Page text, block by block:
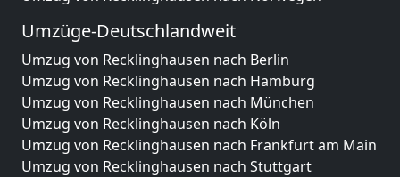
Umzüge-Deutschlandweit
Umzug von Recklinghausen nach Berlin
Umzug von Recklinghausen nach Hamburg
Umzug von Recklinghausen nach München
Umzug von Recklinghausen nach Köln
Umzug von Recklinghausen nach Frankfurt am Main
Umzug von Recklinghausen nach Stuttgart